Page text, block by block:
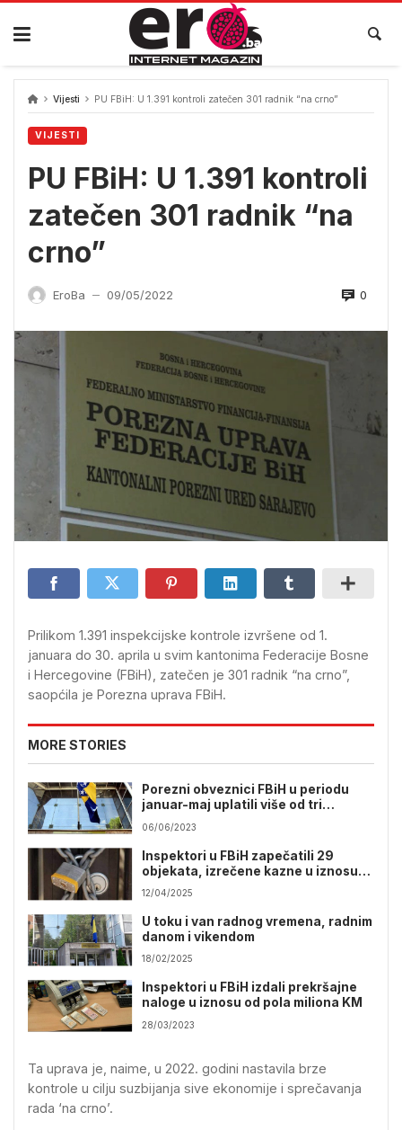
Skip
content
Vijesti PU FBiH: U 1.391 kontroli zatečen 301 radnik “na crno”
VIJESTI
PU FBiH: U 1.391 kontroli
zatečen 301 radnik “na
crno”
EroBa — 09/05/2022 0
Prilikom 1.391 inspekcijske kontrole izvršene od 1.
januara do 30. aprila u svim kantonima Federacije Bosne
i Hercegovine (FBiH), zatečen je 301 radnik “na crno”,
saopćila je Porezna uprava FBiH.
MORE STORIES
Porezni obveznici FBiH u periodu
januar-maj uplatili više od tri
milijarde KM javnih prihoda
06/06/2023
Inspektori u FBiH zapečatili 29
objekata, izrečene kazne u iznosu
od 273.500 KM
12/04/2025
U toku i van radnog vremena, radnim
danom i vikendom
18/02/2025
Inspektori u FBiH izdali prekršajne
naloge u iznosu od pola miliona KM
28/03/2023
Ta uprava je, naime, u 2022. godini nastavila brze
kontrole u cilju suzbijanja sive ekonomije i sprečavanja
rada ‘na crno’.